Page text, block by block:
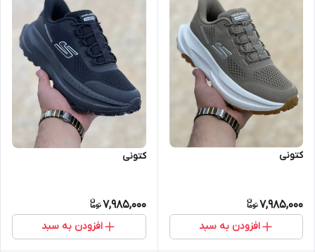
کتونی
7,985,000
افزودن به سبد
کتونی
7,985,000
افزودن به سبد